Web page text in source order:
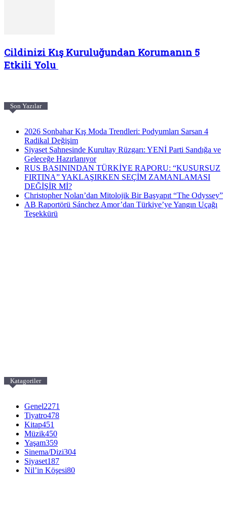
Cildinizi Kış Kuruluğundan Korumanın 5
Etkili Yolu
Son Yazılar
2026 Sonbahar Kış Moda Trendleri: Podyumları Sarsan 4
Radikal Değişim
Siyaset Sahnesinde Kurultay Rüzgarı: YENİ Parti Sandığa ve
Geleceğe Hazırlanıyor
RUS BASININDAN TÜRKİYE RAPORU: “KUSURSUZ
FIRTINA” YAKLAŞIRKEN SEÇİM ZAMANLAMASI
DEĞİŞİR Mİ?
Christopher Nolan’dan Mitolojik Bir Başyapıt “The Odyssey”
AB Raportörü Sánchez Amor’dan Türkiye’ye Yangın Uçağı
Teşekkürü
Katagoriler
Genel2271
Tiyatro478
Kitap451
Müzik450
Yaşam359
Sinema/Dizi304
Siyaset187
Nil’in Köşesi80